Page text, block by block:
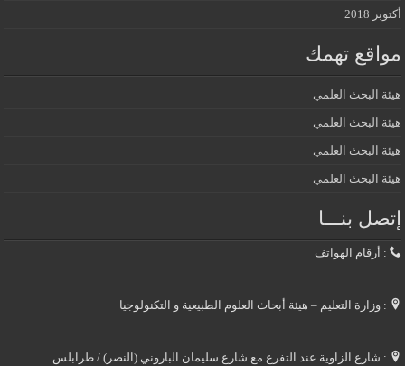
أكتوبر 2018
مواقع تهمك
هيئة البحث العلمي
هيئة البحث العلمي
هيئة البحث العلمي
هيئة البحث العلمي
إتصل بنـــا
: أرقام الهواتف
: وزارة التعليم – هيئة أبحاث العلوم الطبيعية و التكنولوجيا
: شارع الزاوية عند التفرع مع شارع سليمان الباروني (النصر) / طرابلس